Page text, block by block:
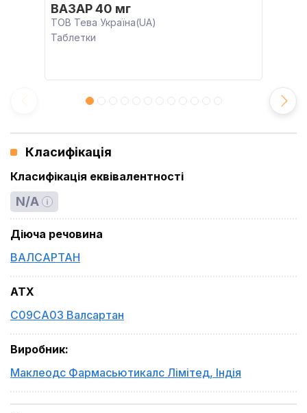
ВАЗАР 40 мг
ТОВ Тева Україна(UA)
Таблетки
Класифікація
Класифікація еквівалентності
N/A
Діюча речовина
ВАЛСАРТАН
ATX
C09CA03 Валсартан
Виробник:
Маклеодс Фармасьютикалс Лімітед, Індія